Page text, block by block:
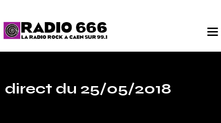
direct du 25/05/2018